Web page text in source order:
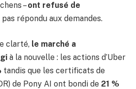
–ont refusé de
pas répondu aux demandes.
clarté, le marché a
à la nouvelle : les actions d’Uber
tandis que les certificats de
de Pony AI ont bondi de 21 %